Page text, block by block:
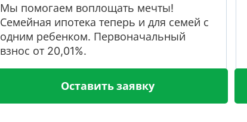
Мы помогаем воплощать мечты!
Семейная ипотека теперь и для семей с
одним ребенком. Первоначальный
взнос от 20,01%.
Оставить заявку